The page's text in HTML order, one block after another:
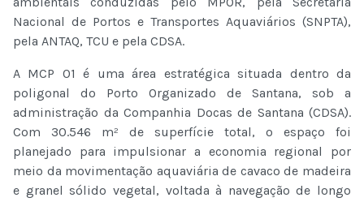
Nacional de Portos e Transportes Aquaviários (SNPTA),
pela ANTAQ, TCU e pela CDSA.
A MCP 01 é uma área estratégica situada dentro da
poligonal do Porto Organizado de Santana, sob a
administração da Companhia Docas de Santana (CDSA).
Com 30.546 m² de superfície total, o espaço foi
planejado para impulsionar a economia regional por
meio da movimentação aquaviária de cavaco de madeira
e granel sólido vegetal, voltada à navegação de longo